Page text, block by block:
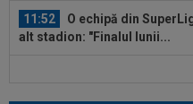
11:52
O echipă din
alt stadion: "Finalul lunii...
La 11 ani de când a